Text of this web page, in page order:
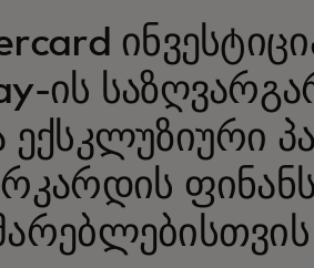
ის
ექსკლუზიური